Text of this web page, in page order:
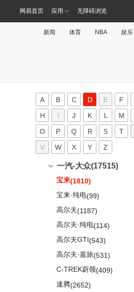
网易首页 应用 无障碍浏览
新闻 体育 NBA 娱乐
A B C D E F
H
I J K L M
O
P Q R S T
V
W X Y Z
奥迪Q7 e-tron(245)
奥迪TT(1169)
奥迪S5(1120)
奥迪S6 (504)
奥迪S7
(272)
奥迪S8
(578)
奥迪SQ5(298)
奥迪RS4(321)
奥迪RS5(847)
奥迪RS6(196)
奥迪RS7(678)
奥迪RS e-tron GT
奥迪RS Q8(37)
奥迪R8(1752)
奥迪S3(485)
奔驰GLS(379)
奔驰G级
(1075)
奔驰SLK级(1031)
奔驰SLR级(75)
奔驰CL级
(261)
奔驰CLS猎装版(389)
奔驰GLA(进口)(457)
奔驰GLK级(进口)
奔驰ML级 (1363)
奔驰GL (772)
乌尼莫克(104)
奔驰R级(1003)
奔驰X级(15)
梅赛德斯-AMG(10521)
奔驰A级AMG(进口)
宝马1系两厢(2622)
宝马1系三厢(进口)
(163)
宝马5系旅行车 (539)
宝马X1(进口)
(849)
宝马X2(进口)
(389)
宝马X3
(1950)
宝马6系(1663)
宝马M(6604)
宝马M2(440)
宝马M3(1738)
宝马M4(730)
宝马M5(887)
宝马M8(14)
宝马X3M(122)
宝马X4M(52)
进口别克(1000)
昂科雷(1000)
本田CR-V新能源
本田UR-V
哥瑞(104)
思铂睿 (896)
杰德
(920)
进口本田(1945)
飞度(进口)(321)
(339)
(4)
标致307SW(6)
标致3008(进口)(433)
标致4008(进口) (445)
标致RCZ
(526)
标致iOn
(38)
标致107
(75)
标致108
标致208 (366)
标致301(海外)
标致308(海外)
标致406 (6)
标致508(海外)
标致2008(进口)
唐EV(502)
福莱尔(13)
比亚迪F3R(552)
比亚迪G3(581)
比亚迪G3R(332)
比亚迪L3(562)
思锐(175)
比亚迪G5(284)
比亚迪G6(659)
比亚迪F6(261)
比亚迪S6(710)
比亚迪S8 (10)
比亚迪S7(491)
比亚迪M6(711)
元(171)
绅宝D70(241)
北汽新能源EX(787)
北汽昌河Q25(184)
(180)
幻速H3F(72)
幻速H5(169)
威旺205(234)
威旺307(111)
风骏7
(331)
风骏7 EV
(10)
长城C30 (1052)
长城C30EV(84)
长城C50
(499)
哈弗M1
(290)
长城M2(365)
长城M4(519)
精灵(4)
凌傲(281)
炫丽(972)
酷熊(201)
长城V80(625)
金迪尔(109)
风骏3(115)
悦翔(603)
长安CS15(359)
长安CS35PLUS(456)
长安CS55 PLUS(372)
长安CS75(1319)
长安CS75 PLUS(708)
长安UNI-V(129)
长安UNI-T(429)
长安UNI-K(183)
长安CS85 COUPE
长安CS95(655)
长安览拓者(22)
奔奔MINI(715)
奔奔LOVE(263)
奔奔i(96)
长安深蓝(248)
长安深蓝SL03(248)
长安新能源(1434)
长安新能源
奔奔mini e(83)
奔奔EV
(233)
长安CS15EV (166)
逸动ET(203)
长安CS75 PHEV(161)
尼欧II(5)
长安欧尚X70A
(366)
长安欧尚CX70
(616)
长安欧尚Z6 (18)
长安欧尚Z6智电iDD
睿行M60
(127)
睿行M80
(205)
睿行M90
(33)
神骐F30
(43)
神骐PLUS(6)
凯程F70 (285)
凯程F300 (37)
尊行
(150)
长安之星7(113)
神骐F50(42)
成功V1(175)
成功V2 (37)
成功BEV6 (6)
长江EV(110)
长江EV(110)
逸酷(110)
D
DS(3782)
DS汽车
(2536)
DS 7(187)
DS 9(117)
DS 9新能源(74)
DS 4S (422)
DS 5LS(390)
DS 5(791)
DS 6(555)
进口DS(1246)
DS 3(693)
大众(54142)
一汽-大众(17515)
宝来(1810)
宝来·纯电(99)
高尔夫(1187)
高尔夫·纯电(114)
高尔夫GTI(543)
高尔夫·嘉旅(531)
C-TREK蔚领(409)
速腾(2652)